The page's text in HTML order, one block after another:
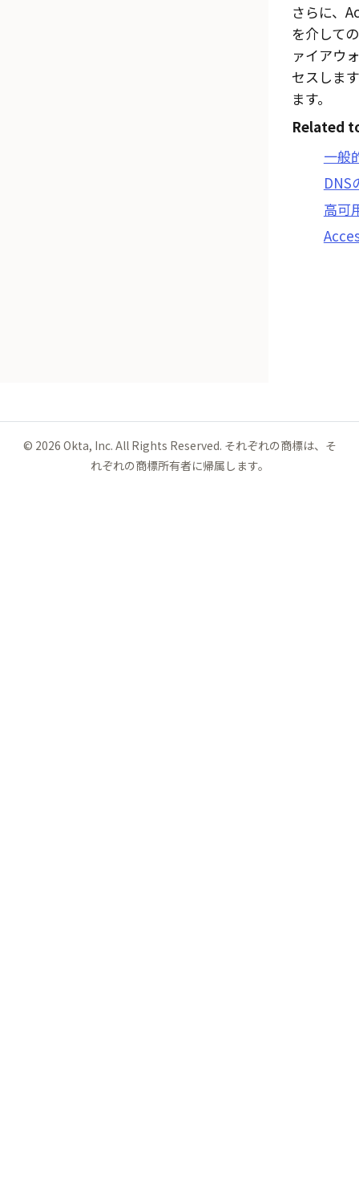
さらに、
を介して
ァイアウ
セスしま
ます。
Related
一般
DNS
高可
© 2026 Okta, Inc. All Rights Reserved. それぞれの商標は、そ
れぞれの商標所有者に帰属します。